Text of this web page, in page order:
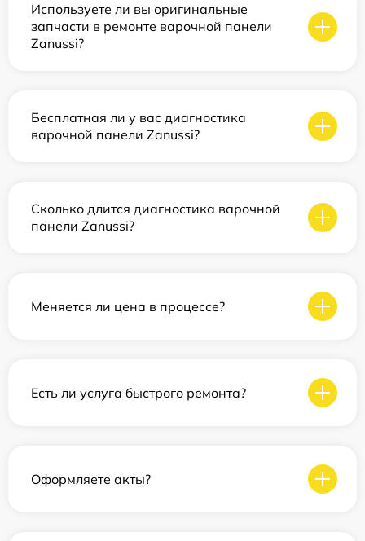
Используете ли вы оригинальные
запчасти в ремонте варочной панели
Zanussi?
Бесплатная ли у вас диагностика
варочной панели Zanussi?
Сколько длится диагностика варочной
панели Zanussi?
Меняется ли цена в процессе?
Есть ли услуга быстрого ремонта?
Оформляете акты?